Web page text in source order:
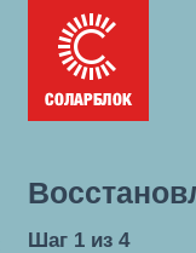
Шаг 1 из 4